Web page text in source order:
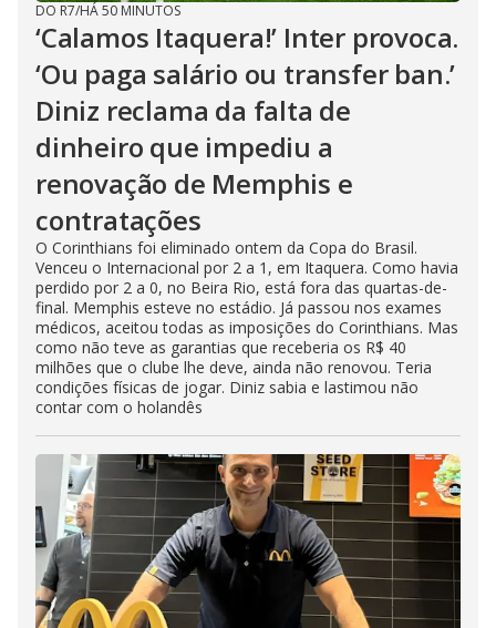
DO R7/HÁ 50 MINUTOS
‘Calamos Itaquera!’ Inter provoca.
‘Ou paga salário ou transfer ban.’
Diniz reclama da falta de
dinheiro que impediu a
renovação de Memphis e
contratações
O Corinthians foi eliminado ontem da Copa do Brasil.
Venceu o Internacional por 2 a 1, em Itaquera. Como havia
perdido por 2 a 0, no Beira Rio, está fora das quartas-de-
final. Memphis esteve no estádio. Já passou nos exames
médicos, aceitou todas as imposições do Corinthians. Mas
como não teve as garantias que receberia os R$ 40
milhões que o clube lhe deve, ainda não renovou. Teria
condições físicas de jogar. Diniz sabia e lastimou não
contar com o holandês